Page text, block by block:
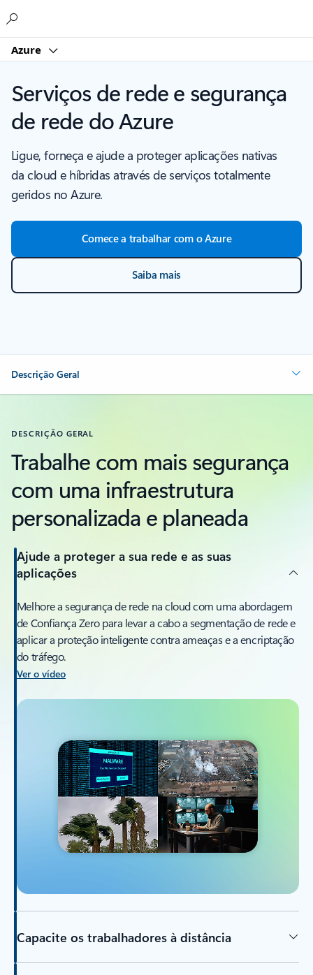
Azure
Serviços de rede e segurança
de rede do Azure
Ligue, forneça e ajude a proteger aplicações nativas
da cloud e híbridas através de serviços totalmente
geridos no Azure.
Comece a trabalhar com o Azure
Saiba mais
Descrição Geral
DESCRIÇÃO GERAL
Trabalhe com mais segurança
com uma infraestrutura
personalizada e planeada
Ajude a proteger a sua rede e as suas
aplicações
Melhore a segurança de rede na cloud com uma abordagem
de Confiança Zero para levar a cabo a segmentação de rede e
aplicar a proteção inteligente contra ameaças e a encriptação
do tráfego.
Ver o vídeo
Capacite os trabalhadores à distância